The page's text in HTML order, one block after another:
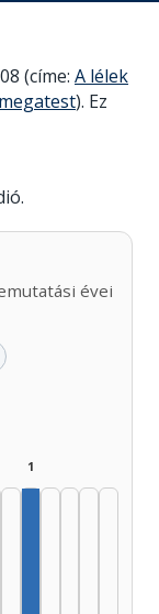
(címe: A lélek
). Ez
évei
1